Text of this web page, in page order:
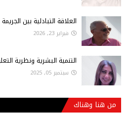
العلاقة التبادلية بين
فبراير 23, 2026
التنمية البشرية ونظرية
سبتمبر 05, 2025
من هنا وهناك